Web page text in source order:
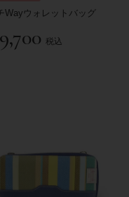
Wayウォレットバッグ
税込